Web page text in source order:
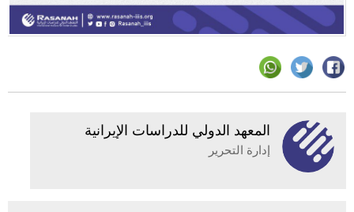
المعهد الدولي للدراسات الإيرانية
إدارة التحرير